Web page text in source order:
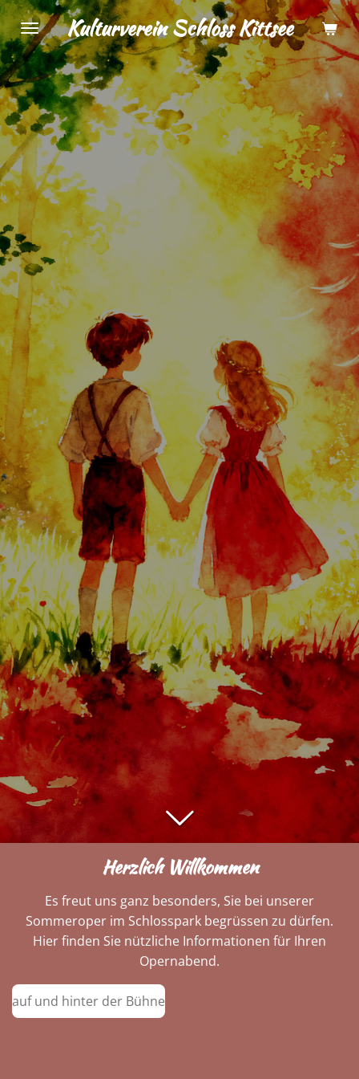
Zum
Hauptinhalt
springen
Kulturverein Schloss Kittsee
Herzlich Willkommen
Es freut uns ganz besonders, Sie bei unserer
Sommeroper im Schlosspark begrüssen zu dürfen.
Hier finden Sie nützliche Informationen für Ihren
Opernabend.
auf und hinter der Bühne